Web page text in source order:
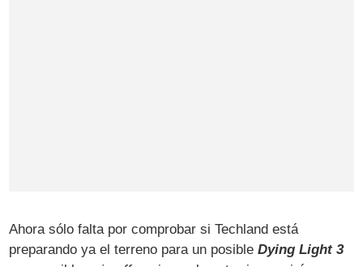
Ahora sólo falta por comprobar si Techland está
preparando ya el terreno para un posibleDying Light 3